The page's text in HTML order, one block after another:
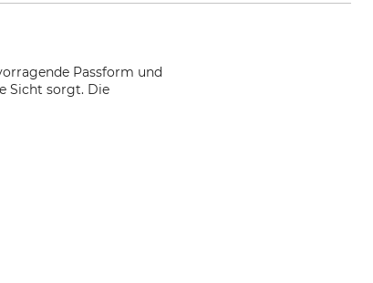
Passform und
Sicht sorgt. Die